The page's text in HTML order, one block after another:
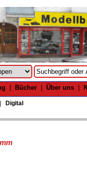
Bücher Über uns
Digital